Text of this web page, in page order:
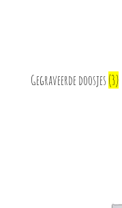
Gegraveerde doosjes (3)